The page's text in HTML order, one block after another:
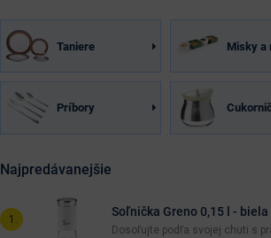
Taniere Misky a
Príbory
Najpredávanejšie
Soľnička Greno 0,15 l - biela
Dosoľujte podľa svojej chuti s